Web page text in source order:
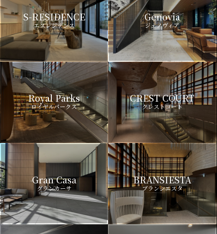
S-RESIDENCE
エスレジデンス
Genovia
ジェノヴィア
Royal Parks
ロイヤルパークス
CREST COURT
クレストコート
Gran Casa
グランカーサ
BRANSIESTA
ブランシエスタ